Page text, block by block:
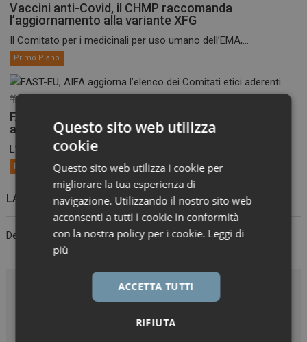
Vaccini anti-Covid, il CHMP raccomanda
l’aggiornamento alla variante XFG
Il Comitato per i medicinali per uso umano dell’EMA,...
Primo Piano
FAST-EU, AIFA aggiorna l’elenco dei Comitati etici
aderenti
L’Agenzia ha pubblicato l’elenco aggiornato al 27 luglio dei...
Primo Piano
LASCIA UN COMMENTO
Devi essereconnessoper inviare un commento.
Questo sito web utilizza
cookie
Questo sito web utilizza i cookie per
migliorare la tua esperienza di
navigazione. Utilizzando il nostro sito web
acconsenti a tutti i cookie in conformità
con la nostra policy per i cookie. Leggi di
più
ACCETTA TUTTI
RIFIUTA